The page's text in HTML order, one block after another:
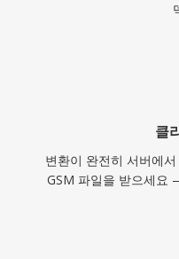
클
변환이 완전히 서버에
GSM 파일을 받으세요